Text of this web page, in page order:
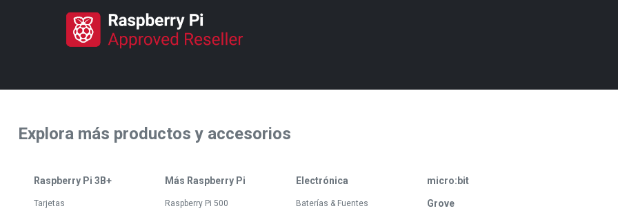
Explora más productos y accesorios
Raspberry Pi 3B+
Tarjetas
Más Raspberry Pi
Raspberry Pi 500
Electrónica
Baterías & Fuentes
micro:bit
Grove